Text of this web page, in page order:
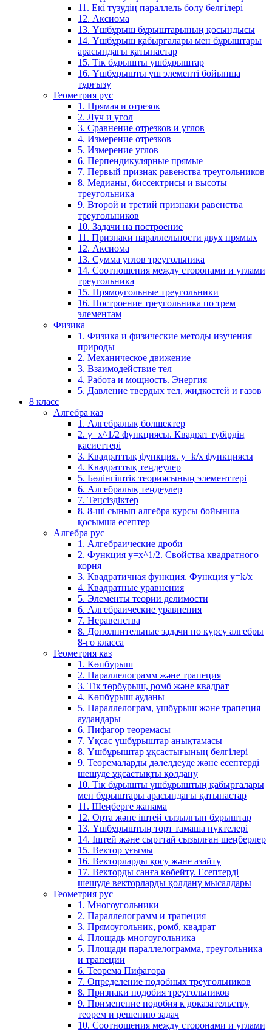
11. Екі түзудің параллель болу белгілері
12. Аксиома
13. Үшбұрыш бұрыштарының қосындысы
14. Үшбұрыш қабырғалары мен бұрыштары
арасындағы қатынастар
15. Тік бұрышты үшбұрыштар
16. Үшбұрышты үш элементі бойынша
тұрғызу
Геометрия рус
1. Прямая и отрезок
2. Луч и угол
3. Сравнение отрезков и углов
4. Измерение отрезков
5. Измерение углов
6. Перпендикулярные прямые
7. Первый признак равенства треугольников
8. Медианы, биссектрисы и высоты
треугольника
9. Второй и третий признаки равенства
треугольников
10. Задачи на построение
11. Признаки параллельности двух прямых
12. Аксиома
13. Сумма углов треугольника
14. Соотношения между сторонами и углами
треугольника
15. Прямоугольные треугольники
16. Построение треугольника по трем
элементам
Физика
1. Физика и физические методы изучения
природы
2. Механическое движение
3. Взаимодействие тел
4. Работа и мощность. Энергия
5. Давление твердых тел, жидкостей и газов
8 класс
Алгебра каз
1. Алгебралық бөлшектер
2. у=х^1/2 функциясы. Квадрат түбірдің
қасиеттері
3. Квадраттық функция. у=k/x функциясы
4. Квадраттық теңдеулер
5. Бөлінгіштік теориясының элементтері
6. Алгебралық теңдеулер
7. Теңсіздіктер
8. 8-ші сынып алгебра курсы бойынша
қосымша есептер
Алгебра рус
1. Алгебраические дроби
2. Функция y=x^1/2. Свойства квадратного
корня
3. Квадратичная функция. Функция у=k/x
4. Квадратные уравнения
5. Элементы теории делимости
6. Алгебраические уравнения
7. Неравенства
8. Дополнительные задачи по курсу алгебры
8-го класса
Геометрия каз
1. Көпбұрыш
2. Параллелограмм және трапеция
3. Тік төрбұрыш, ромб және квадрат
4. Көпбұрыш ауданы
5. Параллелограм, үшбұрыш және трапеция
аудандары
6. Пифагор теоремасы
7. Ұқсас үшбұрыштар анықтамасы
8. Үшбұрыштар ұқсастығының белгілері
9. Теоремаларды дәлелдеуде және есептерді
шешуде ұқсастықты қолдану
10. Тік бұрышты үшбұрыштың қабырғалары
мен бұрыштары арасындағы қатынастар
11. Шеңберге жанама
12. Орта және іштей сызылғын бұрыштар
13. Үшбұрыштың төрт тамаша нүктелері
14. Іштей және сырттай сызылған шеңберлер
15. Вектор ұғымы
16. Векторларды қосу және азайту
17. Векторды санға көбейту. Есептерді
шешуде векторларды қолдану мысалдары
Геометрия рус
1. Многоугольники
2. Параллелограмм и трапеция
3. Прямоугольник, ромб, квадрат
4. Площадь многоугольника
5. Площади параллелограмма, треугольника
и трапеции
6. Теорема Пифагора
7. Определение подобных треугольников
8. Признаки подобия треугольников
9. Применение подобия к доказательству
теорем и решению задач
10. Соотношения между сторонами и углами